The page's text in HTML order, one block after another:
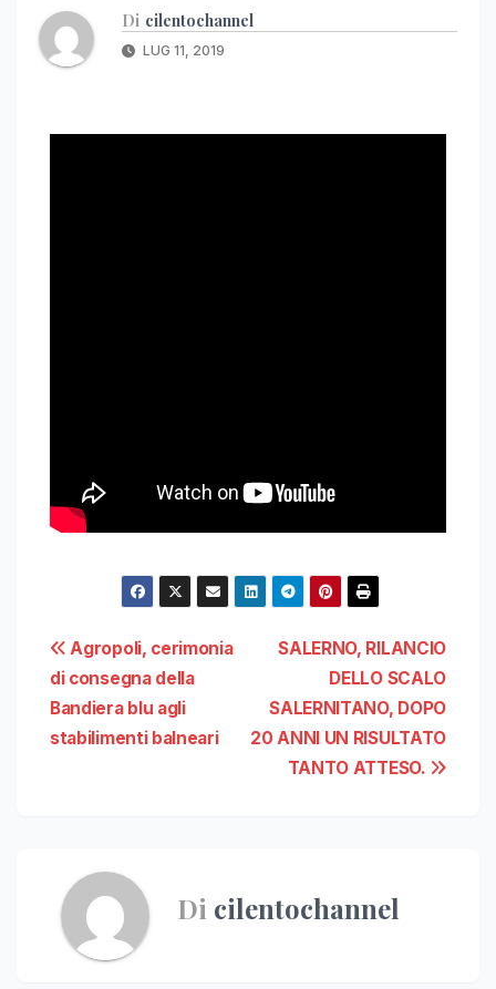
Di cilentochannel
LUG 11, 2019
Navigazione
articoli
SALERNO, RILANCIO
DELLO SCALO
SALERNITANO, DOPO
20 ANNI UN RISULTATO
TANTO ATTESO.
Agropoli, cerimonia
di consegna della
Bandiera blu agli
stabilimenti balneari
Di cilentochannel